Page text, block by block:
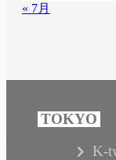
« 7月
K-